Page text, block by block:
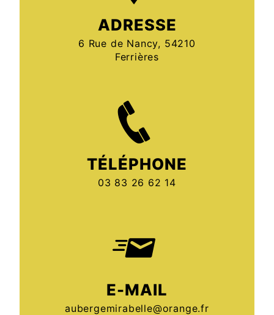
ADRESSE
6 Rue de Nancy, 54210
Ferrières
TÉLÉPHONE
03 83 26 62 14
E-MAIL
aubergemirabelle@orange.fr